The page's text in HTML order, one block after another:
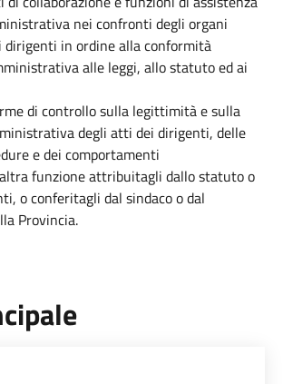
nei confronti degli organi
dirigenti in ordine alla conformità
alle leggi, allo statuto ed ai
di controllo sulla legittimità e sulla
degli atti dei dirigenti, delle
e dei comportamenti
funzione attribuitagli dallo statuto o
o conferitagli dal sindaco o dal
Provincia.